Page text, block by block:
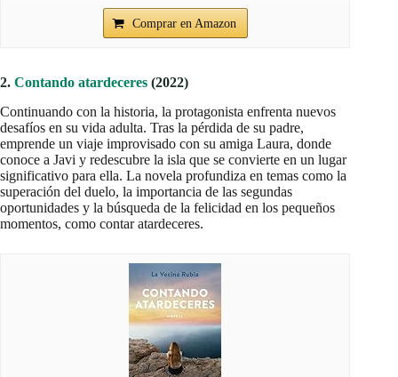
Comprar en Amazon
2. Contando atardeceres (2022)
Continuando con la historia, la protagonista enfrenta nuevos
desafíos en su vida adulta. Tras la pérdida de su padre,
emprende un viaje improvisado con su amiga Laura, donde
conoce a Javi y redescubre la isla que se convierte en un lugar
significativo para ella. La novela profundiza en temas como la
superación del duelo, la importancia de las segundas
oportunidades y la búsqueda de la felicidad en los pequeños
momentos, como contar atardeceres.